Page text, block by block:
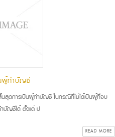
ผู้ทำบัญชี
การเป็นผู้ทำบัญชี ในกรณีที่ไม่ได้เป็นผู้ที่จบ
บัญชีได้ ตั้งแต่ ป
READ MORE